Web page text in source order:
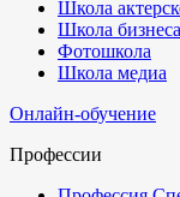
Школа
Школа
Фотошкола
Школа медиа
Онлайн-обучение
Профессии